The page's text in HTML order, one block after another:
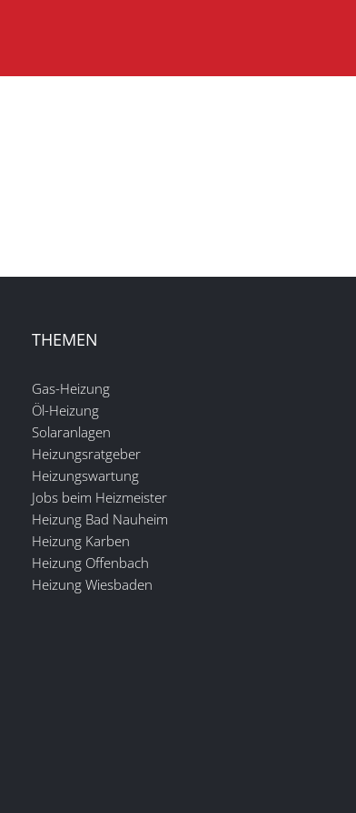
THEMEN
Gas-Heizung
Öl-Heizung
Solaranlagen
Heizungsratgeber
Heizungswartung
Jobs beim Heizmeister
Heizung Bad Nauheim
Heizung Karben
Heizung Offenbach
Heizung Wiesbaden